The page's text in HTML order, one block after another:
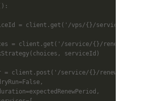
= client.get('/vps/{}/
= client.get('/service/{}/
serviceId)
= client.post('/service/{}/